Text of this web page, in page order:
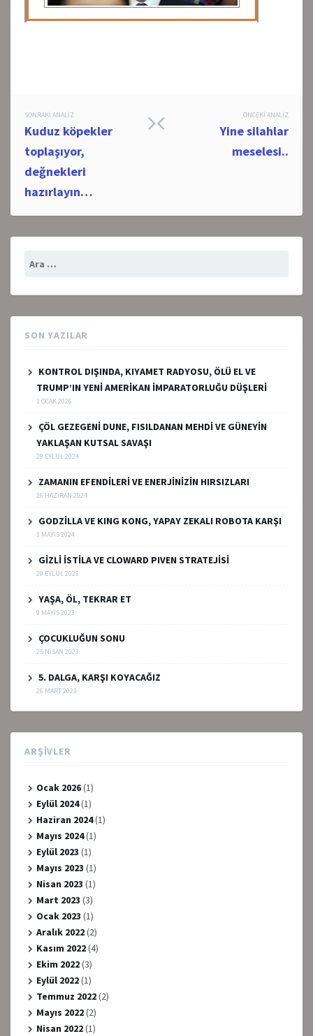
Post
navigation
ÖNCEKI ANALIZ
Yine silahlar
meselesi..
SONRAKI ANALIZ
Kuduz köpekler
toplaşıyor,
değnekleri
hazırlayın…
SON YAZILAR
KONTROL DIŞINDA, KIYAMET RADYOSU, ÖLÜ EL VE
TRUMP’IN YENİ AMERİKAN İMPARATORLUĞU DÜŞLERİ
1 OCAK 2026
ÇÖL GEZEGENİ DUNE, FISILDANAN MEHDİ VE GÜNEYİN
YAKLAŞAN KUTSAL SAVAŞI
29 EYLÜL 2024
ZAMANIN EFENDİLERİ VE ENERJİNİZİN HIRSIZLARI
26 HAZIRAN 2024
GODZİLLA VE KING KONG, YAPAY ZEKALI ROBOTA KARŞI
1 MAYIS 2024
GİZLİ İSTİLA VE CLOWARD PIVEN STRATEJİSİ
29 EYLÜL 2023
YAŞA, ÖL, TEKRAR ET
9 MAYIS 2023
ÇOCUKLUĞUN SONU
25 NISAN 2023
5. DALGA, KARŞI KOYACAĞIZ
26 MART 2023
ARŞIVLER
Ocak 2026(1)
Eylül 2024(1)
Haziran 2024(1)
Mayıs 2024(1)
Eylül 2023 (1)
Mayıs 2023 (1)
Nisan 2023 (1)
Mart 2023 (3)
Ocak 2023 (1)
Aralık 2022(2)
Kasım 2022(4)
Ekim 2022(3)
Eylül 2022(1)
Temmuz 2022(2)
Mayıs 2022(2)
Nisan 2022(1)